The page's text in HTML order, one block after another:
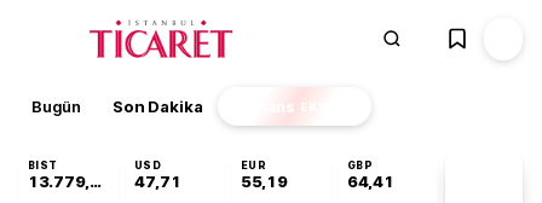
Bugün Son Dakika Finans EKSTRA
BIST
13.779,39
USD
47,71
EUR
55,19
GBP
64,41